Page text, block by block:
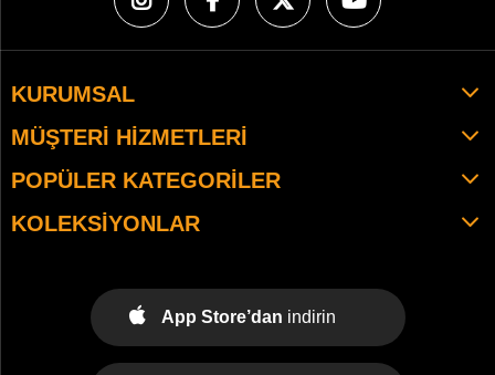
KURUMSAL
MÜŞTERI HIZMETLERI
POPÜLER KATEGORILER
KOLEKSIYONLAR
App Store’dan indirin